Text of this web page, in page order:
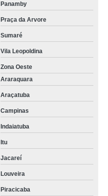
Panamby
Praça da Arvore
Sumaré
Vila Leopoldina
Zona Oeste
Araraquara
Araçatuba
Campinas
Indaiatuba
Itu
Jacareí
Louveira
Piracicaba